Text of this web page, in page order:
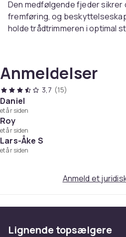
Den medfølgende fjeder
fremføring, og
holde trådtrimmeren i optimal
Farve: Sort
Materialer: ABS, nylon, jern
Størrelse: Spire: 6,1x4,2cm,
2,15x1,9cm
Velegnet til Makita Akkusense
DUR181
Nylontrådslængde: 27FT/8,3m
2 x spoler med trimmerline
1 x fjeder
Anmeldelser
3,7 (15)
Daniel
et år siden
Roy
et år siden
Lars-Åke S
et år siden
Anmeld et
Lignende topsælgere